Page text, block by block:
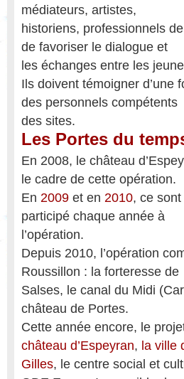
médiateurs, artistes,
historiens, professionnels
de favoriser le dialogue et
les échanges entre les
Ils doivent témoigner d’une
des personnels compétents
des sites.
Les Portes du
En 2008, le château
le cadre de cette opération.
En 2009 et en 2010, ce
participé chaque année à
l’opération.
Depuis 2010, l’opération
Roussillon : la forteresse de
Salses, le canal du Midi
château de Portes.
Cette année encore, le
château d’Espeyran, la ville
Gilles, le centre social et